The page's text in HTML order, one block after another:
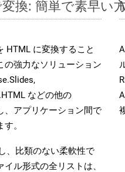
換: 簡単で素早い
HTML に変換すること
の強力なソリューション
などの他の
、アプリケーション間で
。
、比類のない柔軟性で
ル形式の全リストは、